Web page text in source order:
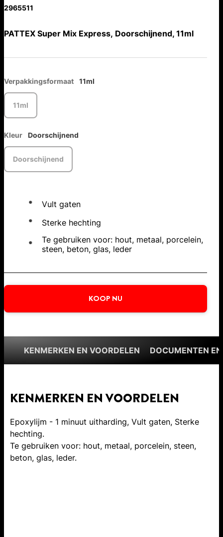
2965511
PATTEX Super Mix Express, Doorschijnend, 11ml
Verpakkingsformaat 11ml
11ml
Kleur Doorschijnend
Doorschijnend
Vult gaten
Sterke hechting
Te gebruiken voor: hout, metaal, porcelein,
steen, beton, glas, leder
KOOP NU
KENMERKEN EN VOORDELEN DOCUMENTEN
KENMERKEN EN VOORDELEN
Epoxylijm - 1 minuut uitharding, Vult gaten, Sterke
hechting.
Te gebruiken voor: hout, metaal, porcelein, steen,
beton, glas, leder.